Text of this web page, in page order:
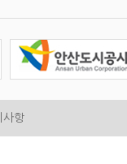
사항